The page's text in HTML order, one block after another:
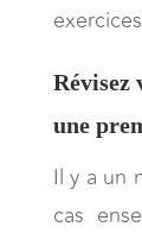
Révisez
une
Il y a un
cas